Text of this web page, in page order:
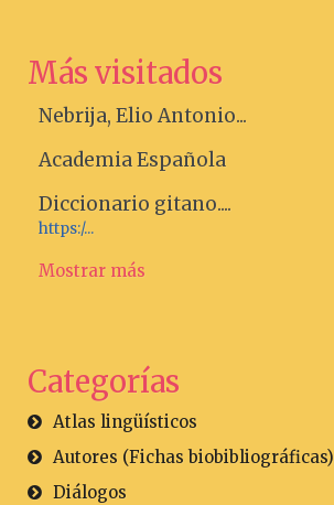
Más visitados
Nebrija, Elio Antonio...
Academia Española
Diccionario gitano....
https:/...
Mostrar más
Categorías
Atlas lingüísticos
Autores (Fichas biobibliográficas)
Diálogos